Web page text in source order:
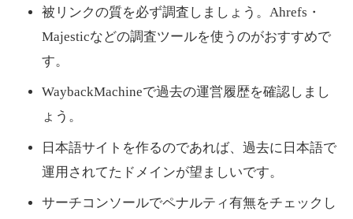
被リンクの質を必ず調査しましょう。Ahrefs・
Majesticなどの調査ツールを使うのがおすすめで
す。
WaybackMachineで過去の運営履歴を確認しまし
ょう。
日本語サイトを作るのであれば、過去に日本語で
運用されてたドメインが望ましいです。
サーチコンソールでペナルティ有無をチェックし